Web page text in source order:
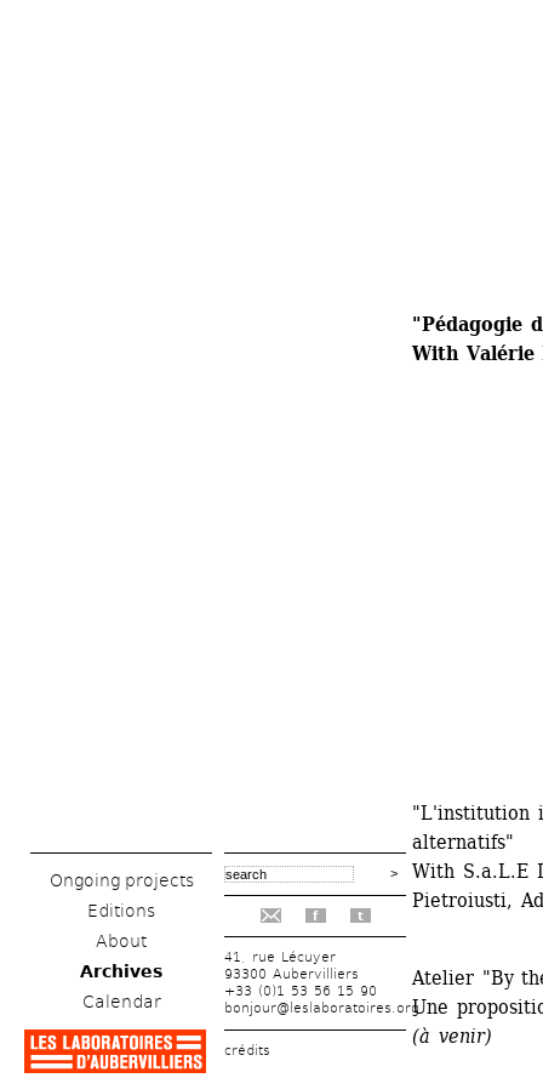
Ongoing projects
Editions
About
Archives
Calendar
f t
41, rue Lécuyer
93300 Aubervilliers
+33 (0)1 53 56 15 90
bonjour@leslaboratoires.org
crédits
"Pédagogie
With Valérie
"L'institution
alternatifs"
With S.a.L.E
Pietroiusti,
Atelier "By
Une
(à venir)